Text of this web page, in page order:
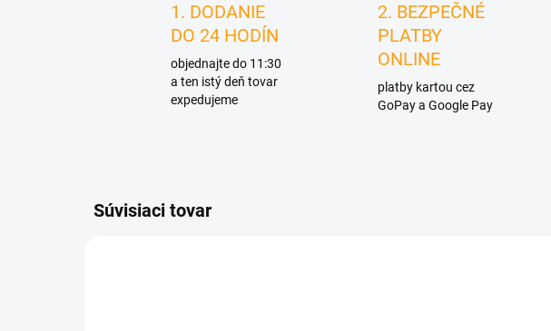
1. DODANIE
DO 24 HODÍN
objednajte do 11:30
a ten istý deň tovar
expedujeme
2. BEZPEČNÉ
PLATBY
ONLINE
platby kartou cez
GoPay a Google Pay
Súvisiaci tovar